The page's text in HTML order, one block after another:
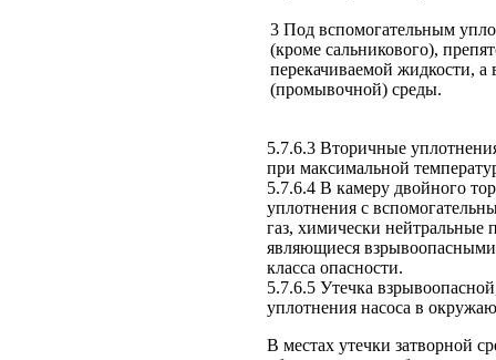
3 Под вспомогательным
(кроме сальникового),
перекачиваемой жидкости, а
(промывочной) среды.
5.7.6.3 Вторичные
при максимальной
5.7.6.4 В камеру двойного
уплотнения с
газ, химически
являющиеся
класса опасности.
5.7.6.5 Утечка
уплотнения насоса в
В местах утечки затворной